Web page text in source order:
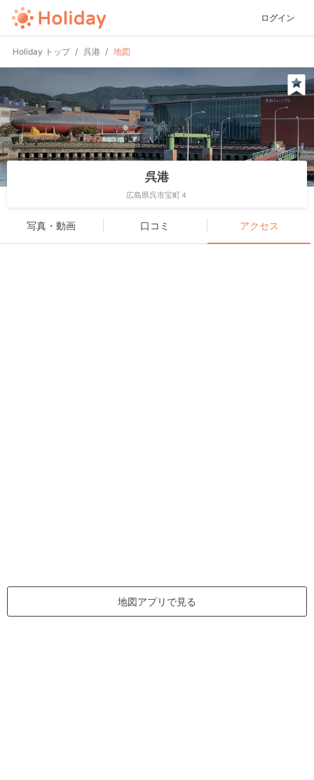
ログイン
Holiday トップ 呉港 地図
呉港
広島県呉市宝町４
写真・動画 口コミ アクセス
地図アプリで見る